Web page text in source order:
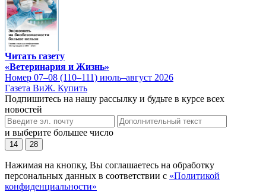
Читать газету
«Ветеринария и Жизнь»
Номер 07–08 (110–111) июль–август 2026
Газета ВиЖ. Купить
Подпишитесь на нашу рассылку и будьте в курсе всех
новостей
и выберите большее число
14 28
Нажимая на кнопку, Вы соглашаетесь на обработку
персональных данных в соответствии с «Политикой
конфиденциальности»